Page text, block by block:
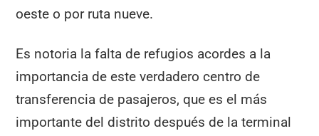
oeste o por ruta nueve.
Es notoria la falta de refugios acordes a la
importancia de este verdadero centro de
transferencia de pasajeros, que es el más
importante del distrito después de la terminal